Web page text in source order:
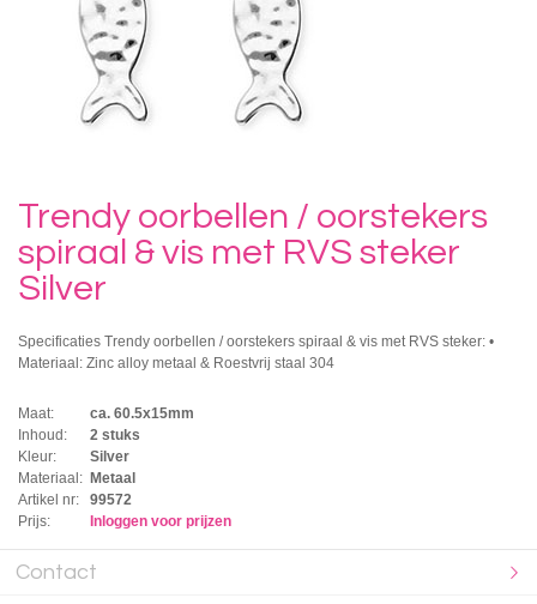
Trendy oorbellen / oorstekers
spiraal & vis met RVS steker
Silver
Specificaties Trendy oorbellen / oorstekers spiraal & vis met RVS steker: •
Materiaal: Zinc alloy metaal & Roestvrij staal 304
Maat:
ca. 60.5x15mm
Inhoud:
2 stuks
Kleur:
Silver
Materiaal: Metaal
Artikel nr:
99572
Prijs:
Inloggen voor prijzen
Contact